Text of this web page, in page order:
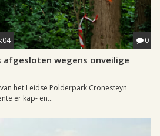
0
afgesloten wegens onveilige
het Leidse Polderpark Cronesteyn
er kap- en...